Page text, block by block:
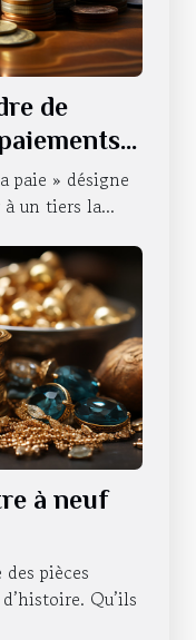
de
paie » désigne
un tiers la...
à neuf
pièces
Qu’ils